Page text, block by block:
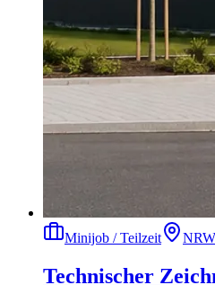
Minijob / Teilzeit
Technischer